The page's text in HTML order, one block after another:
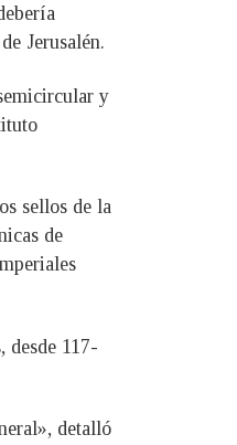
Jerusalén.
y
sellos de la
de
desde 117-
detalló